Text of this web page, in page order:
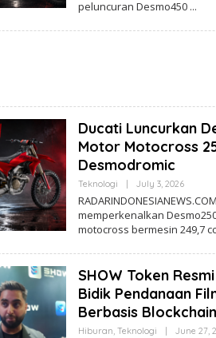
M
N
peluncuran Desmo450
Ducati Luncurkan
Motor Motocross
Desmodromic
Teknologi July 3, 2026B
Y
A
D
M
N
I
memperkenalkan
motocross bermesin 249,7 cc
SHOW Token
Bidik Pendanaan
Berbasis Blockchain
Hiburan, Teknologi June 27,